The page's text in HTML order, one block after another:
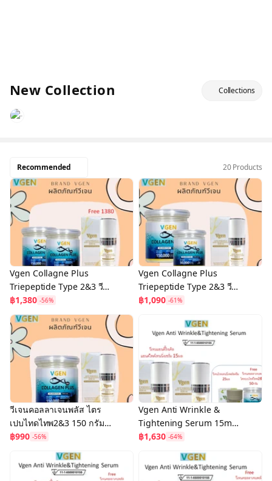
New Collection Collections
Recommended 20 Products
Vgen Collagne Plus
Triepeptide Type 2&3 วี
เจนคอลลาเจนพลัส ไตรเปบ
ไทดไทพ2&3 + Serum
฿1,380 -56%
Vgen Collagne Plus
Triepeptide Type 2&3 วี
เจนคอลลาเจนพลัส ไตรเปบ
50ก=1+เซรั่ม
฿1,090 -61%
วีเจนคอลลาเจนพลัส ไตร
เปบไทดไทพ2&3 150 กรัม 1
กระปุก คู่วีเจนแอนตี้ริงเคิล
แอนด์ไทดเทนนิ่งเซรัม1
฿990 -56%
Vgen Anti Wrinkle &
Tightening Serum 15ml
วีเจนแอนตี้ริงเคิลแอนด์ไทด
เทนนิ่งเซรั่ม 2ฟรี 2
฿1,630 -64%